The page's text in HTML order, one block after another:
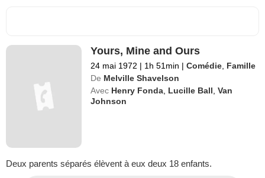
Yours, Mine and Ours
24 mai 1972 | 1h 51min | Comédie Famille
De Melville Shavelson
Avec Henry Fonda Lucille Ball ,Van
Johnson
Deux parents séparés élèvent à eux deux 18 enfants.